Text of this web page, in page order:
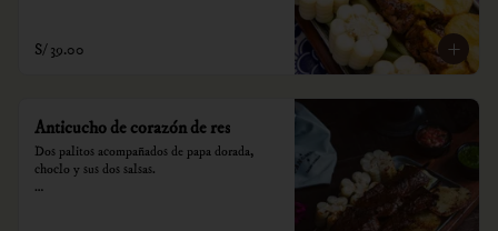
consumo.
S/ 39.00
Anticucho de corazón de res
Dos palitos acompañados de papa dorada,
choclo y sus dos salsas.